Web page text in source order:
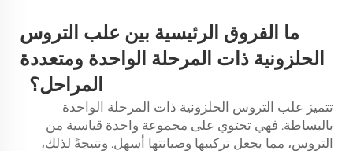
ما الفروق الرئيسية بين علب التروس
الحلزونية ذات المرحلة الواحدة ومتعددة
المراحل؟
تتميز علب التروس الحلزونية ذات المرحلة الواحدة
بالبساطة. فهي تحتوي على مجموعة واحدة قياسية من
التروس، مما يجعل تركيبها وصيانتها أسهل. ونتيجةً لذلك،